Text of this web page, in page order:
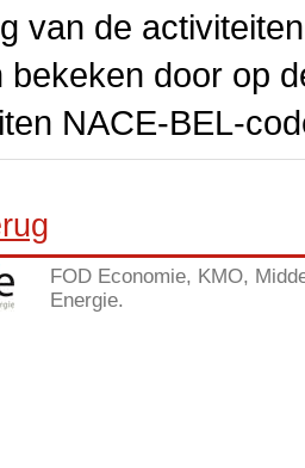
van de
bekeken door op
NACE-BEL-
FOD Economie, KMO,
Energie.